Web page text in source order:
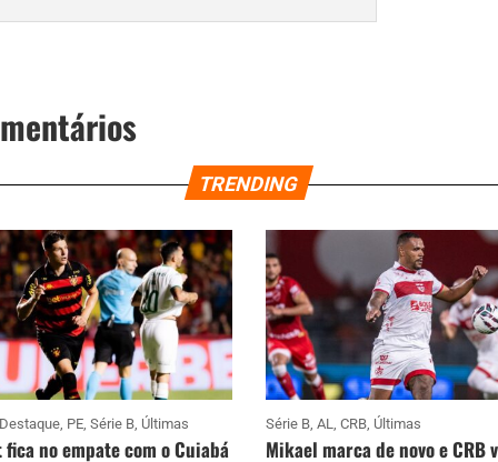
TRENDING
, PE, Série B, Últimas
no empate com o Cuiabá
Série B, AL, CRB, Últimas
Mikael marca de novo e CRB